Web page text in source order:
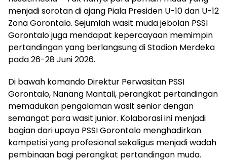
menjadi sorotan di ajang Piala Presiden U-10 dan U-12
Zona Gorontalo. Sejumlah wasit muda jebolan PSSI
Gorontalo juga mendapat kepercayaan memimpin
pertandingan yang berlangsung di Stadion Merdeka
pada 26-28 Juni 2026.
Di bawah komando Direktur Perwasitan PSSI
Gorontalo, Nanang Mantali, perangkat pertandingan
memadukan pengalaman wasit senior dengan
semangat para wasit junior. Kolaborasi ini menjadi
bagian dari upaya PSSI Gorontalo menghadirkan
kompetisi yang profesional sekaligus menjadi wadah
pembinaan bagi perangkat pertandingan muda.